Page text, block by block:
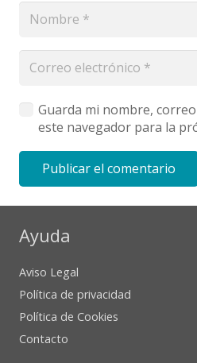
Guarda mi nombre,
este navegador para la
Publicar el comentario
Ayuda
Aviso Legal
Política de privacidad
Política de Cookies
Contacto